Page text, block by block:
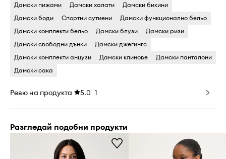
Дамски пижами
Дамски халати
Дамски бикини
Дамски боди
Cпортни сутиени
Дамски функционално бельо
Дамски комплекти бельо
Дамски блузи
Дамски ризи
Дамски свободни дънки
Дамски джегингс
Дамски комплекти анцузи
Дамски клинове
Дамски панталони
Дамски сака
Ревю на продукта 5.0 1
Разгледай подобни продукти